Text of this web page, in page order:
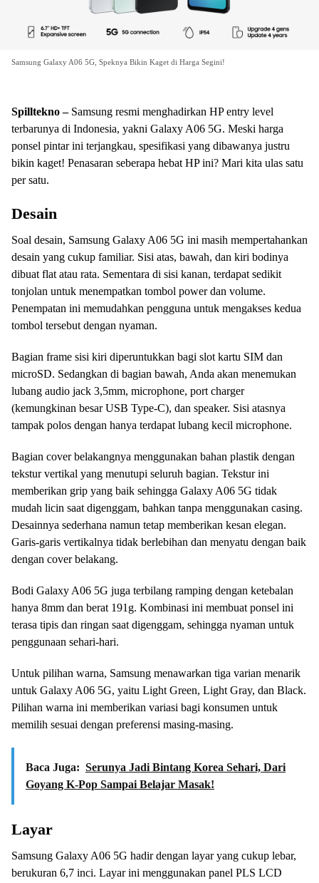
Samsung Galaxy A06 5G, Speknya Bikin Kaget di Harga Segini!
Spilltekno – Samsung resmi menghadirkan HP entry level
terbarunya di Indonesia, yakni Galaxy A06 5G. Meski harga
ponsel pintar ini terjangkau, spesifikasi yang dibawanya justru
bikin kaget! Penasaran seberapa hebat HP ini? Mari kita ulas satu
per satu.
Desain
Soal desain, Samsung Galaxy A06 5G ini masih mempertahankan
desain yang cukup familiar. Sisi atas, bawah, dan kiri bodinya
dibuat flat atau rata. Sementara di sisi kanan, terdapat sedikit
tonjolan untuk menempatkan tombol power dan volume.
Penempatan ini memudahkan pengguna untuk mengakses kedua
tombol tersebut dengan nyaman.
Bagian frame sisi kiri diperuntukkan bagi slot kartu SIM dan
microSD. Sedangkan di bagian bawah, Anda akan menemukan
lubang audio jack 3,5mm, microphone, port charger
(kemungkinan besar USB Type-C), dan speaker. Sisi atasnya
tampak polos dengan hanya terdapat lubang kecil microphone.
Bagian cover belakangnya menggunakan bahan plastik dengan
tekstur vertikal yang menutupi seluruh bagian. Tekstur ini
memberikan grip yang baik sehingga Galaxy A06 5G tidak
mudah licin saat digenggam, bahkan tanpa menggunakan casing.
Desainnya sederhana namun tetap memberikan kesan elegan.
Garis-garis vertikalnya tidak berlebihan dan menyatu dengan baik
dengan cover belakang.
Bodi Galaxy A06 5G juga terbilang ramping dengan ketebalan
hanya 8mm dan berat 191g. Kombinasi ini membuat ponsel ini
terasa tipis dan ringan saat digenggam, sehingga nyaman untuk
penggunaan sehari-hari.
Untuk pilihan warna, Samsung menawarkan tiga varian menarik
untuk Galaxy A06 5G, yaitu Light Green, Light Gray, dan Black.
Pilihan warna ini memberikan variasi bagi konsumen untuk
memilih sesuai dengan preferensi masing-masing.
Baca Juga: Serunya Jadi Bintang Korea Sehari, Dari
Goyang K-Pop Sampai Belajar Masak!
Layar
Samsung Galaxy A06 5G hadir dengan layar yang cukup lebar,
berukuran 6,7 inci. Layar ini menggunakan panel PLS LCD